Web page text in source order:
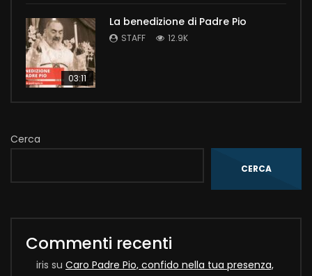
03:11
La benedizione di Padre Pio
STAFF 12.9K
Cerca
CERCA
Commenti recenti
iris su Caro Padre Pio, confido nella tua presenza,